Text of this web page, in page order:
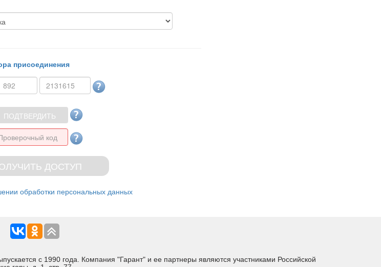
присоединения
обработки персональных данных
с 1990 года. Компания "Гарант" и ее партнеры являются участниками Российской